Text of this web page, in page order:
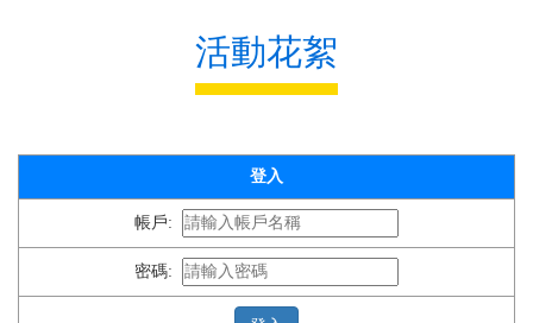
活動花絮
登入
帳戶:
密碼: